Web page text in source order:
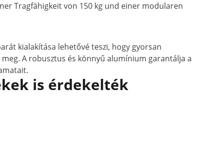
Tragfähigkeit von 150 kg und einer modularen
kialakítása lehetővé teszi, hogy gyorsan
A robusztus és könnyű alumínium garantálja a
is érdekelték